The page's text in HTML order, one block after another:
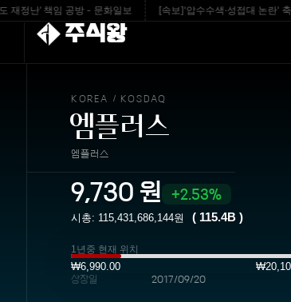
’ 책임 공방 - 문화일보 [속보]'압수수색·성접대 논란' 축구협
주식왕
KOREA / KOSDAQ
엠플러스
엠플러스
9,730 원 2.53%
시총: 115,431,686,144원 ( 115.4B )
1년중 현재 위치
₩6,990.00
상장일 2017/09/20